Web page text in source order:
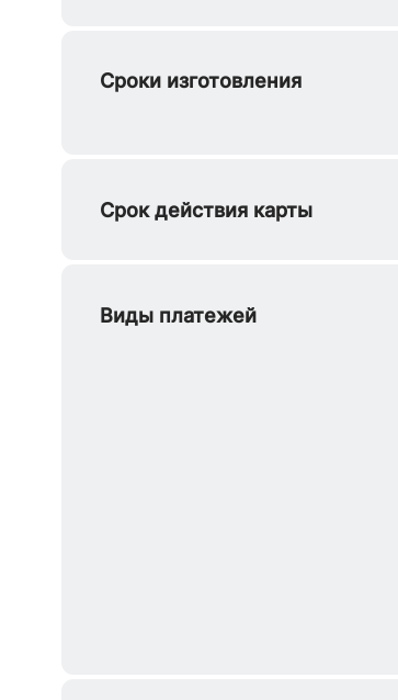
Сроки изготовления
Срок действия карты
Виды платежей